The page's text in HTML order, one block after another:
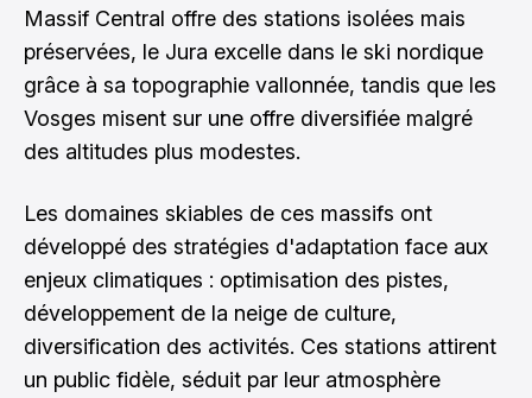
Massif Central offre des stations isolées mais
préservées, le Jura excelle dans le ski nordique
grâce à sa topographie vallonnée, tandis que les
Vosges misent sur une offre diversifiée malgré
des altitudes plus modestes.
Les domaines skiables de ces massifs ont
développé des stratégies d'adaptation face aux
enjeux climatiques : optimisation des pistes,
développement de la neige de culture,
diversification des activités. Ces stations attirent
un public fidèle, séduit par leur atmosphère